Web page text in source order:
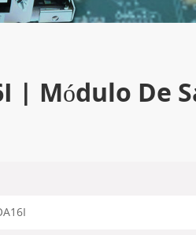
| Módulo De